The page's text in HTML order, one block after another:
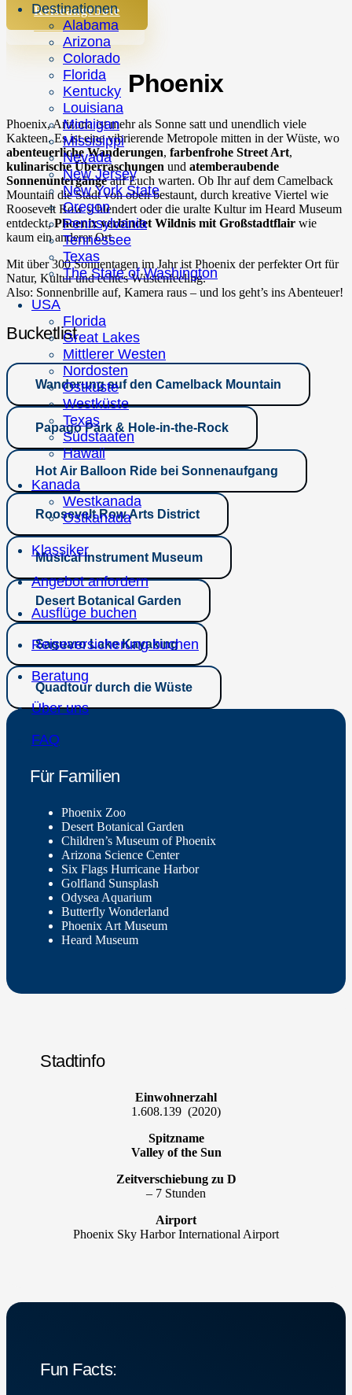
Destinationen
Alabama
Arizona
Colorado
Florida
Kentucky
Louisiana
Michigan
Missisippi
Nevada
New Jersey
New York State
Oregon
Pennsylvania
Tennessee
Texas
The State of Washington
USA
Florida
Great Lakes
Mittlerer Westen
Nordosten
Ostküste
Westküste
Texas
Südstaaten
Hawaii
Kanada
Westkanada
Ostkanada
Klassiker
Angebot anfordern
Ausflüge buchen
Reiseversicherung buchen
Beratung
Über uns
FAQ
Reiseangebote
Informationen
Phoenix
Phoenix, Arizona ist mehr als Sonne satt und unendlich viele
Kakteen. Es ist eine vibrierende Metropole mitten in der Wüste, wo
abenteuerliche Wanderungen, farbenfrohe Street Art,
kulinarische Überraschungen und atemberaubende
Sonnenuntergängeauf Euch warten. Ob Ihr auf dem Camelback
Mountain die Stadt von oben bestaunt, durch kreative Viertel wie
Roosevelt Row schlendert oder die uralte Kultur im Heard Museum
entdeckt,Phoenix verbindet Wildnis mit Großstadtflair wie
kaum ein anderer Ort.
Mit über 300 Sonnentagen im Jahr ist Phoenix der perfekter Ort für
Natur, Kultur und echtes Wüstenfeeling.
Also: Sonnenbrille auf, Kamera raus – und los geht’s ins Abenteuer!
Bucketlist
Wanderung auf den Camelback Mountain
Papago Park & Hole-in-the-Rock
Hot Air Balloon Ride bei Sonnenaufgang
Roosevelt Row Arts District
Musical Instrument Museum
Desert Botanical Garden
Saguaro Lake Kayaking
Quadtour durch die Wüste
Für Familien
Phoenix Zoo
Desert Botanical Garden
Children’s Museum of Phoenix
Arizona Science Center
Six Flags Hurricane Harbor
Golfland Sunsplash
Odysea Aquarium
Butterfly Wonderland
Phoenix Art Museum
Heard Museum
Stadtinfo
Einwohnerzahl
1.608.139 (2020)
Spitzname
Valley of the Sun
Zeitverschiebung zu D
– 7 Stunden
Airport
Phoenix Sky Harbor International Airport
Fun Facts: